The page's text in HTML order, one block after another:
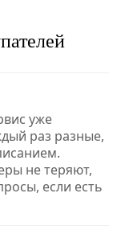
уже
раз разные,
не теряют,
если есть